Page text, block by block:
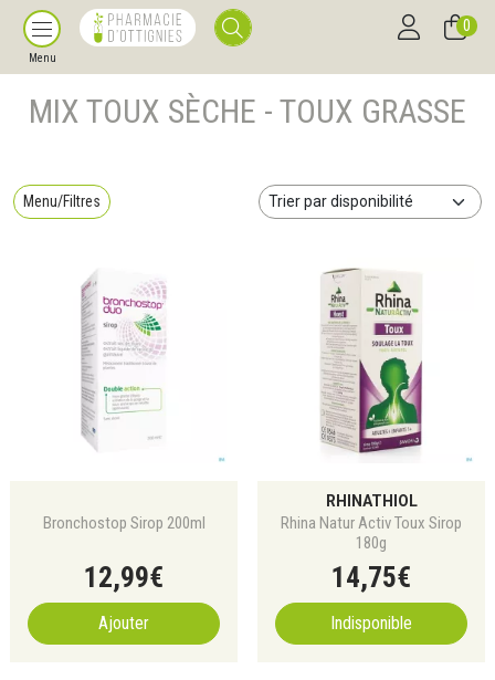
Menu
0
MIX TOUX SÈCHE - TOUX GRASSE
Menu/Filtres
Bronchostop Sirop 200ml
12,99€
Ajouter
RHINATHIOL
Rhina Natur Activ Toux Sirop
180g
14,75€
Indisponible